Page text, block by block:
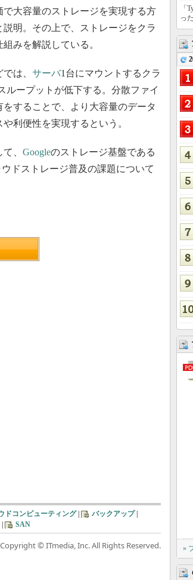
大容量のストレージを実現する方
明。その上で、ストレージをクラ
みを解説している。
は、 サーバ1台にマウントするクラ
ループットが低下する。分散ファイ
することで、より大容量のデータ
利便性を実現するという。
、 Googleのストレージ基盤である
ウドストレージ普及の課題について
ドコンピューティング| バックアップ|
SAN
Copyright © ITmedia, Inc. All Rights Reserved.
「
っ
»